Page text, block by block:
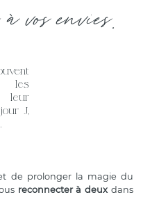
vos envies.
les
leur
J,
de prolonger la magie du
reconnecter à deux dans